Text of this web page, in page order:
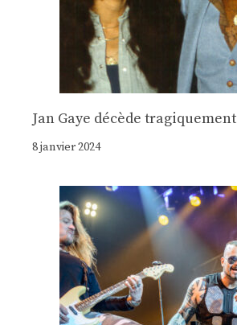
Jan Gaye décède tragiquement
8 janvier 2024